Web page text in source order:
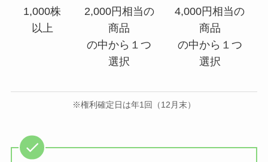
1,000株
以上
2,000円相当の
商品
の中から１つ
選択
4,000円相当の
商品
の中から１つ
選択
※権利確定日は年1回（12月末）